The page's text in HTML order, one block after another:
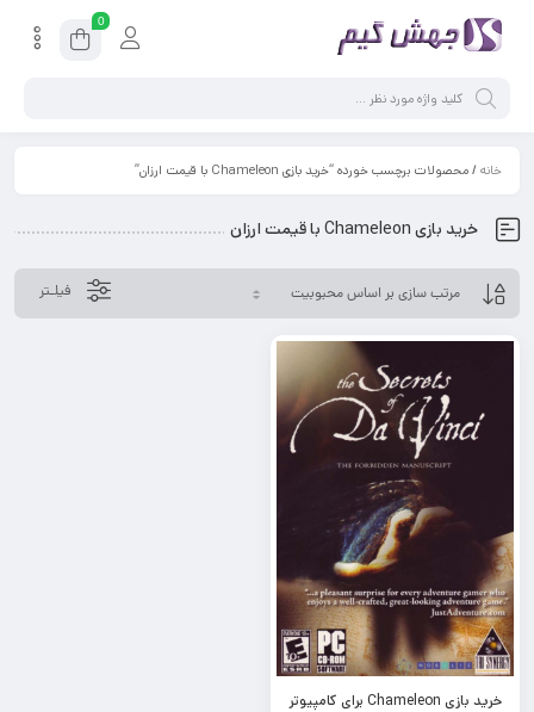
0
خانه / محصولات برچسب خورده “خرید بازی Chameleon با قیمت ارزان”
خرید بازی Chameleon با قیمت ارزان
فیلـتر
خرید بازی Chameleon برای کامپیوتر